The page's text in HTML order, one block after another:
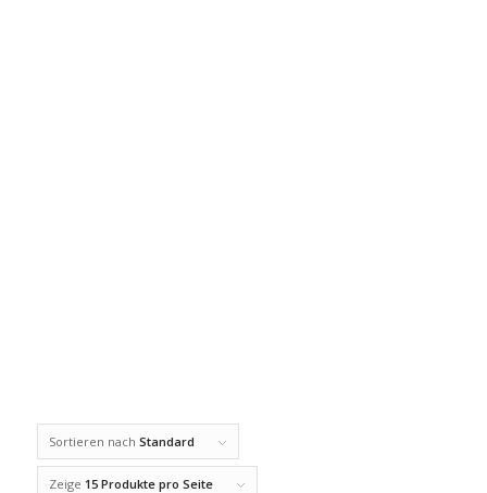
Sortieren nach Standard
Zeige 15 Produkte pro Seite